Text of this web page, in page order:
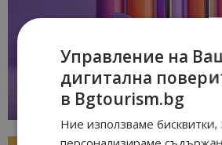
Управление на
дигитална
в Bgtourism.bg
Ние използваме бисквитки,